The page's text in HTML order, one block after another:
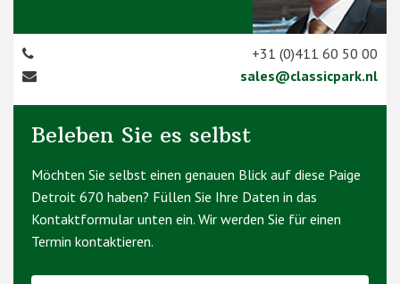
+31 (0)411 60 50 00
sales@classicpark.nl
Beleben Sie es selbst
Möchten Sie selbst einen genauen Blick auf diese Paige
Detroit 670 haben? Füllen Sie Ihre Daten in das
Kontaktformular unten ein. Wir werden Sie für einen
Termin kontaktieren.